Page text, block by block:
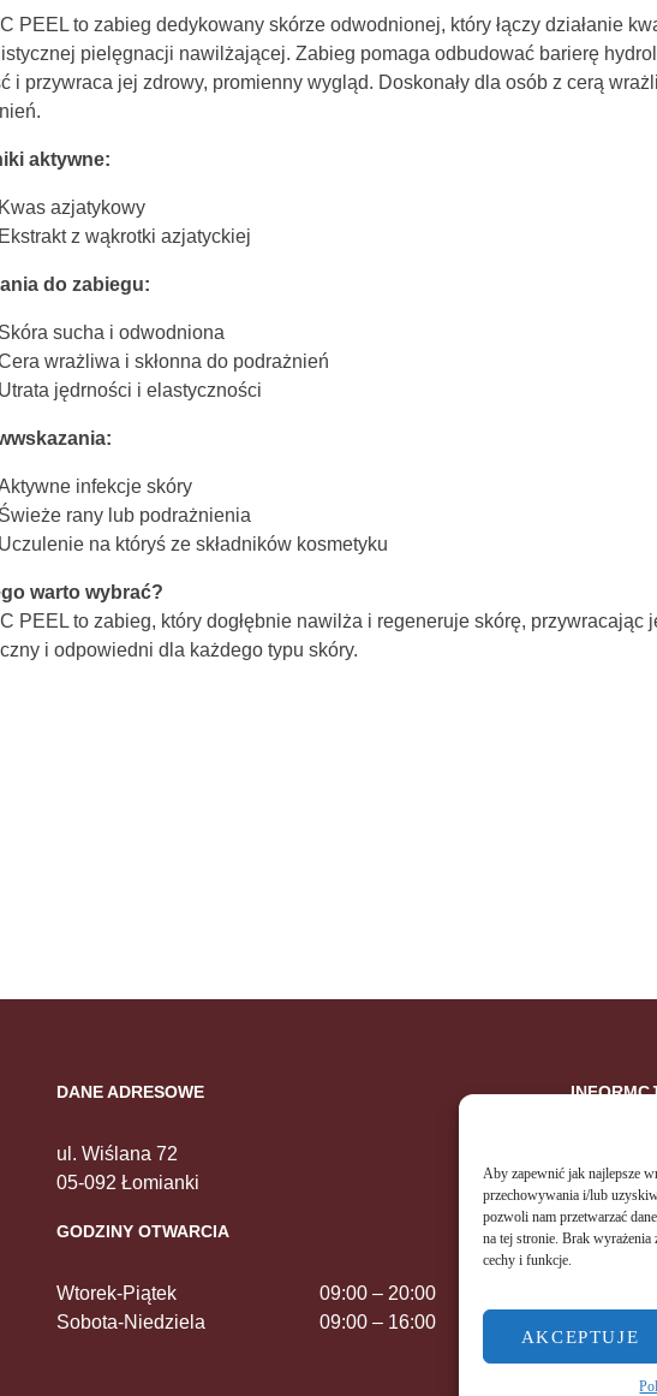
Aby zapewnić jak najlepsze
przechowywania i/lub
pozwoli nam przetwarzać
na tej stronie. Brak
cechy i funkcje.
AKCEPTUJE
PEEL to zabieg dedykowany skórze odwodnionej, który łączy działanie
pielęgnacji nawilżającej. Zabieg pomaga odbudować barierę
i przywraca jej zdrowy, promienny wygląd. Doskonały dla osób z cerą
aktywne:
Kwas azjatykowy
Ekstrakt z wąkrotki azjatyckiej
do zabiegu:
Skóra sucha i odwodniona
wrażliwa i skłonna do podrażnień
Utrata jędrności i elastyczności
infekcje skóry
Świeże rany lub podrażnienia
Uczulenie na któryś ze składników kosmetyku
warto wybrać?
PEEL to zabieg, który dogłębnie nawilża i regeneruje skórę, przywracając
i odpowiedni dla każdego typu skóry.
DANE ADRESOWE
ul. Wiślana 72
05-092 Łomianki
GODZINY OTWARCIA
Wtorek-Piątek
09:00 – 20:00
Sobota-Niedziela
09:00 – 16:00
Polityka